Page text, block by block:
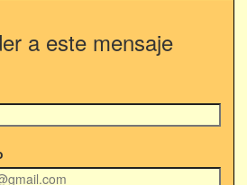
a este mensaje